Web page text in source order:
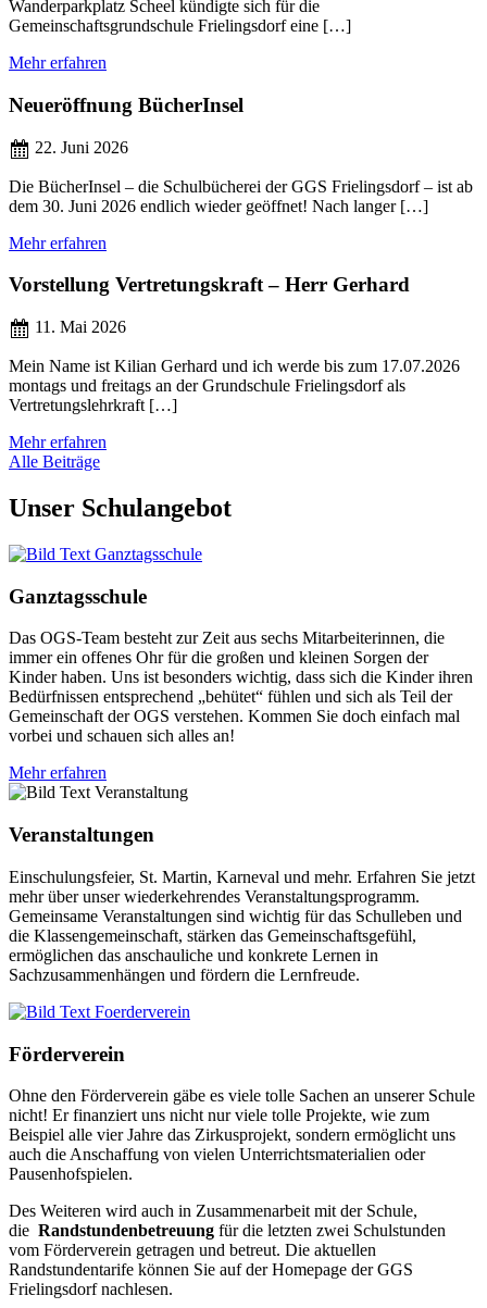
Wanderparkplatz Scheel kündigte sich für die
Gemeinschaftsgrundschule Frielingsdorf eine […]
Mehr erfahren
Neueröffnung BücherInsel
22. Juni 2026
Die BücherInsel – die Schulbücherei der GGS Frielingsdorf – ist ab
dem 30. Juni 2026 endlich wieder geöffnet! Nach langer […]
Mehr erfahren
Vorstellung Vertretungskraft – Herr Gerhard
11. Mai 2026
Mein Name ist Kilian Gerhard und ich werde bis zum 17.07.2026
montags und freitags an der Grundschule Frielingsdorf als
Vertretungslehrkraft […]
Mehr erfahren
Alle Beiträge
Unser Schulangebot
Ganztagsschule
Das OGS-Team besteht zur Zeit aus sechs Mitarbeiterinnen, die
immer ein offenes Ohr für die großen und kleinen Sorgen der
Kinder haben. Uns ist besonders wichtig, dass sich die Kinder ihren
Bedürfnissen entsprechend „behütet“ fühlen und sich als Teil der
Gemeinschaft der OGS verstehen. Kommen Sie doch einfach mal
vorbei und schauen sich alles an!
Mehr erfahren
Veranstaltungen
Einschulungsfeier, St. Martin, Karneval und mehr. Erfahren Sie jetzt
mehr über unser wiederkehrendes Veranstaltungsprogramm.
Gemeinsame Veranstaltungen sind wichtig für das Schulleben und
die Klassengemeinschaft, stärken das Gemeinschaftsgefühl,
ermöglichen das anschauliche und konkrete Lernen in
Sachzusammenhängen und fördern die Lernfreude.
Förderverein
Ohne den Förderverein gäbe es viele tolle Sachen an unserer Schule
nicht! Er finanziert uns nicht nur viele tolle Projekte, wie zum
Beispiel alle vier Jahre das Zirkusprojekt, sondern ermöglicht uns
auch die Anschaffung von vielen Unterrichtsmaterialien oder
Pausenhofspielen.
Des Weiteren wird auch in Zusammenarbeit mit der Schule,
die Randstundenbetreuung für die letzten zwei Schulstunden
vom Förderverein getragen und betreut. Die aktuellen
Randstundentarife können Sie auf der Homepage der GGS
Frielingsdorf nachlesen.